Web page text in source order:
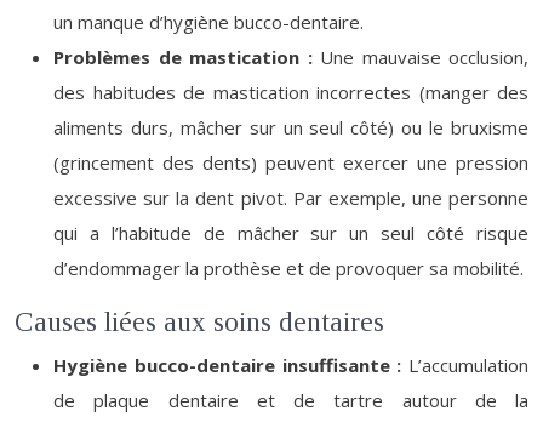
un manque d’hygiène bucco-dentaire.
Problèmes de mastication : Une mauvaise occlusion,
des habitudes de mastication incorrectes (manger des
aliments durs, mâcher sur un seul côté) ou le bruxisme
(grincement des dents) peuvent exercer une pression
excessive sur la dent pivot. Par exemple, une personne
qui a l’habitude de mâcher sur un seul côté risque
d’endommager la prothèse et de provoquer sa mobilité.
Causes liées aux soins dentaires
Hygiène bucco-dentaire insuffisante : L’accumulation
de plaque dentaire et de tartre autour de la